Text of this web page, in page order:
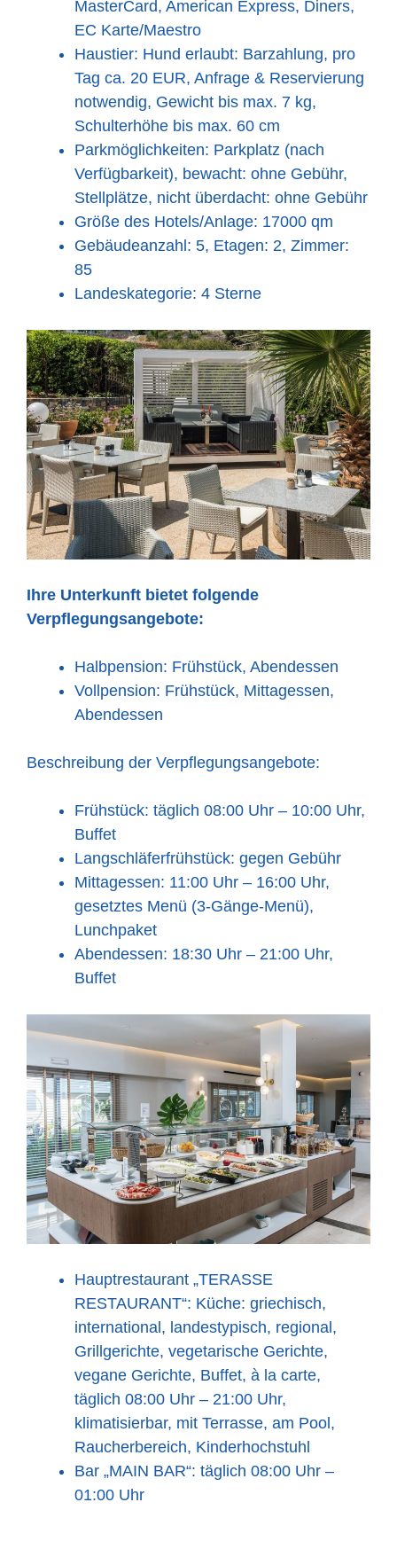
MasterCard, American Express, Diners,
EC Karte/Maestro
Haustier: Hund erlaubt: Barzahlung, pro
Tag ca. 20 EUR, Anfrage & Reservierung
notwendig, Gewicht bis max. 7 kg,
Schulterhöhe bis max. 60 cm
Parkmöglichkeiten: Parkplatz (nach
Verfügbarkeit), bewacht: ohne Gebühr,
Stellplätze, nicht überdacht: ohne Gebühr
Größe des Hotels/Anlage: 17000 qm
Gebäudeanzahl: 5, Etagen: 2, Zimmer:
85
Landeskategorie: 4 Sterne
Ihre Unterkunft bietet folgende
Verpflegungsangebote:
Halbpension: Frühstück, Abendessen
Vollpension: Frühstück, Mittagessen,
Abendessen
Beschreibung der Verpflegungsangebote:
Frühstück: täglich 08:00 Uhr – 10:00 Uhr,
Buffet
Langschläferfrühstück: gegen Gebühr
Mittagessen: 11:00 Uhr – 16:00 Uhr,
gesetztes Menü (3-Gänge-Menü),
Lunchpaket
Abendessen: 18:30 Uhr – 21:00 Uhr,
Buffet
Hauptrestaurant „TERASSE
RESTAURANT“: Küche: griechisch,
international, landestypisch, regional,
Grillgerichte, vegetarische Gerichte,
vegane Gerichte, Buffet, à la carte,
täglich 08:00 Uhr – 21:00 Uhr,
klimatisierbar, mit Terrasse, am Pool,
Raucherbereich, Kinderhochstuhl
Bar „MAIN BAR“: täglich 08:00 Uhr –
01:00 Uhr